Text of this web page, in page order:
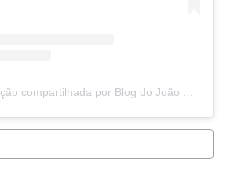
Uma publicação compartilhada por Blog do João Marcolino (@joaomarcolinoneto)